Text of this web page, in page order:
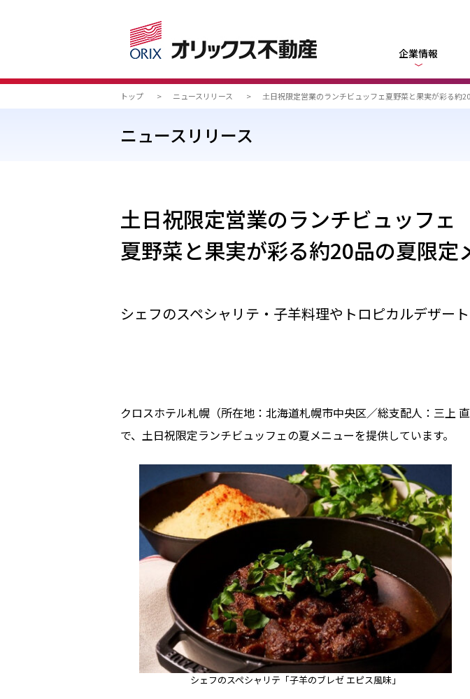
企業情報
トップ > ニュースリリース > 土日祝限定営業のランチビュッフェ夏野菜と果実が彩る約
ニュースリリース
土日祝限定営業のランチビュッフェ
夏野菜と果実が彩る約20品の夏限定
シェフのスペシャリテ・子羊料理やトロピカルデザー
クロスホテル札幌（所在地：北海道札幌市中央区／総支配人：三上
で、土日祝限定ランチビュッフェの夏メニューを提供しています。
シェフのスペシャリテ「子羊のブレゼ エピス風味」